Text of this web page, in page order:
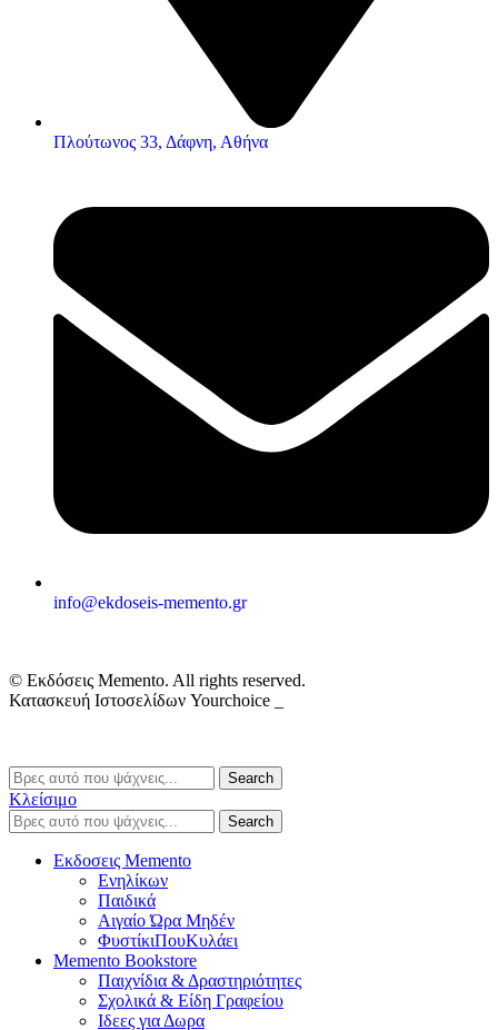
Πλούτωνος 33, Δάφνη, Αθήνα
info@ekdoseis-memento.gr
© Εκδόσεις Memento. All rights reserved.
Κατασκευή Ιστοσελίδων Yourchoice _
Search
Κλείσιμο
Search
Εκδοσεις Memento
Ενηλίκων
Παιδικά
Αιγαίο Ώρα Μηδέν
ΦυστίκιΠουΚυλάει
Memento Bookstore
Παιχνίδια & Δραστηριότητες
Σχολικά & Είδη Γραφείου
Ιδεες για Δωρα